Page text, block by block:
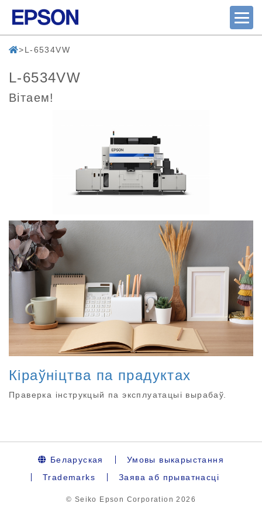
L-6534VW
L-6534VW
Вітаем!
Кіраўніцтва па прадуктах
Праверка інструкцый па эксплуатацыі вырабаў.
Беларуская
Умовы выкарыстання
Trademarks
Заява аб прыватнасці
© Seiko Epson Corporation2026